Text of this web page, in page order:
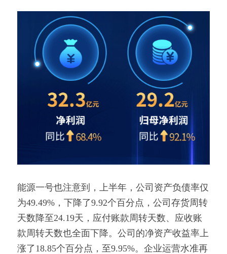
能源一号也注意到，上半年，公司资产负债率仅
为49.49%，下降了9.92个百分点，公司存货周转
天数降至24.19天，应付账款周转天数、应收账
款周转天数也全面下降。公司的净资产收益率上
涨了18.85个百分点，至9.95%。企业运营水准再